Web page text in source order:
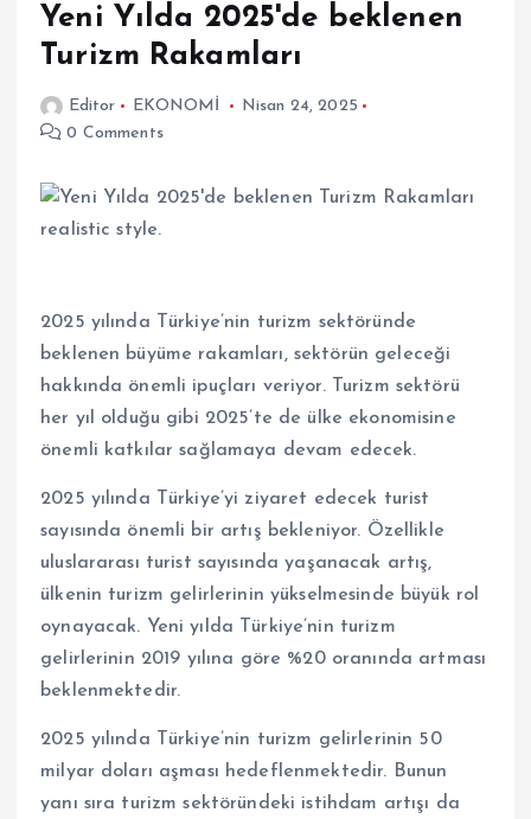
Yeni Yılda 2025'de beklenen
Turizm Rakamları
Editor EKONOMİ
Nisan 24, 2025
0 Comments
2025 yılında Türkiye’nin turizm sektöründe
beklenen büyüme rakamları, sektörün geleceği
hakkında önemli ipuçları veriyor. Turizm sektörü
her yıl olduğu gibi 2025’te de ülke ekonomisine
önemli katkılar sağlamaya devam edecek.
2025 yılında Türkiye’yi ziyaret edecek turist
sayısında önemli bir artış bekleniyor. Özellikle
uluslararası turist sayısında yaşanacak artış,
ülkenin turizm gelirlerinin yükselmesinde büyük rol
oynayacak. Yeni yılda Türkiye’nin turizm
gelirlerinin 2019 yılına göre %20 oranında artması
beklenmektedir.
2025 yılında Türkiye’nin turizm gelirlerinin 50
milyar doları aşması hedeflenmektedir. Bunun
yanı sıra turizm sektöründeki istihdam artışı da